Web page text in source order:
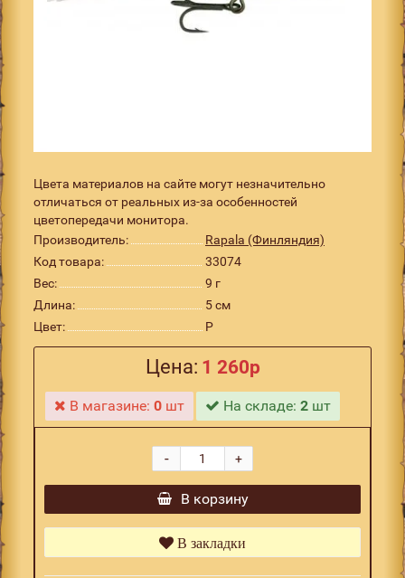
Цвета материалов на сайте могут незначительно
отличаться от реальных из-за особенностей
цветопередачи монитора.
Производитель:
Rapala (Финляндия)
Код товара:
33074
Вес:
9 г
Длина:
5 см
Цвет:
P
Цена: 1 260р
В магазине:0 шт На складе:2 шт
+
-
В корзину
В закладки